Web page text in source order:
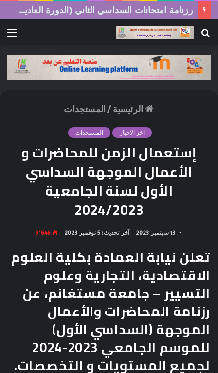
رزنامة امتحانات السداسي الثاني (الدورة العادية) 2026/2025
بحث
الرئيسية / المستجدات
اخر الاخبار المستجدات
إستعمال الزمن للمحاضرات و
الأعمال الموجهة السداسي
الأول لسنة الجامعية
2024/2023
13 سبتمبر 2023 آخر تحديث: 5 نوفمبر 2023 9٬646
تعلن نيابة العمادة بكلية العلوم
الاقتصادية، التجارية وعلوم
التسيير – جامعة مستغانم، عن
رزنامة المحاضرات والأعمال
الموجهة (السداسي الأول)
للموسم الجامعي 2023-2024
لجميع المستويات و التخصصات.